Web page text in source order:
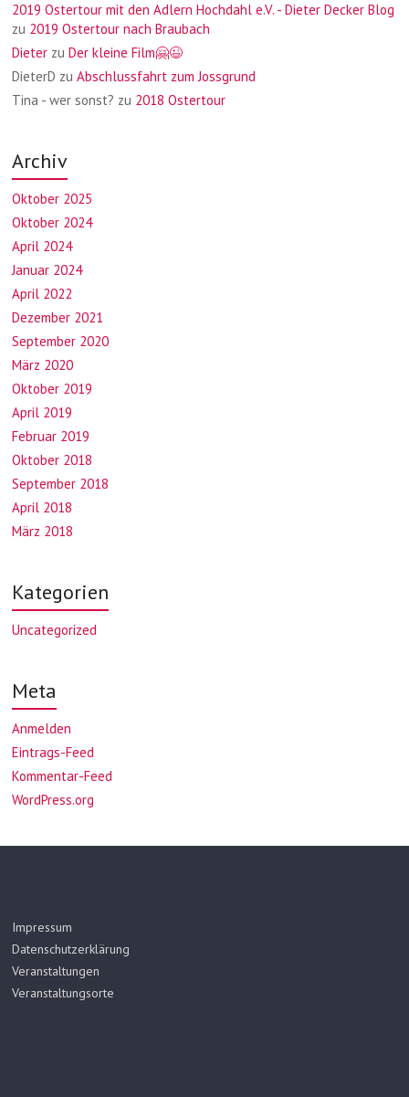
2019 Ostertour mit den Adlern Hochdahl e.V. - Dieter Decker Blog
zu 2019 Ostertour nach Braubach
Dieter zuDer kleine Film🤗😉
DieterD zuAbschlussfahrt zum Jossgrund
Tina - wer sonst? zu 2018 Ostertour
Archiv
Oktober 2025
Oktober 2024
April 2024
Januar 2024
April 2022
Dezember 2021
September 2020
März 2020
Oktober 2019
April 2019
Februar 2019
Oktober 2018
September 2018
April 2018
März 2018
Kategorien
Uncategorized
Meta
Anmelden
Eintrags-Feed
Kommentar-Feed
WordPress.org
Impressum
Datenschutzerklärung
Veranstaltungen
Veranstaltungsorte